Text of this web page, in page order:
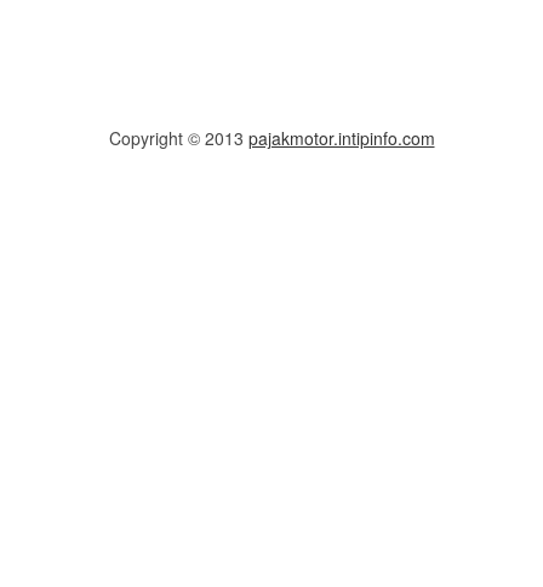
Copyright © 2013 pajakmotor.intipinfo.com